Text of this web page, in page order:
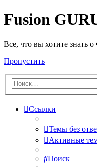
Fusion
Все, что вы хотите знать
Пропустить
Ссылки
Темы без
Активные
Поиск